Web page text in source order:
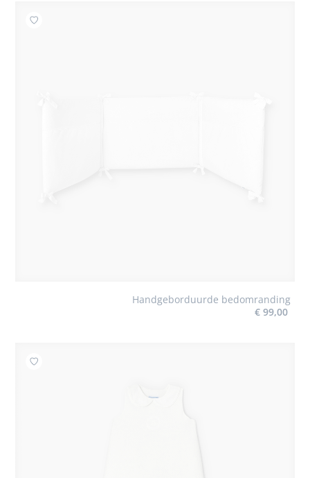
Handgeborduurde bedomranding
€ 99,00
Toevoegen aan mijn favorieten : Handgeborduurde
Toevoegen aan mijn favorieten : Slaapzak met Peter